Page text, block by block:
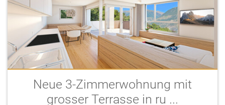
Neue 3-Zimmerwohnung mit
grosser Terrasse in ru ...